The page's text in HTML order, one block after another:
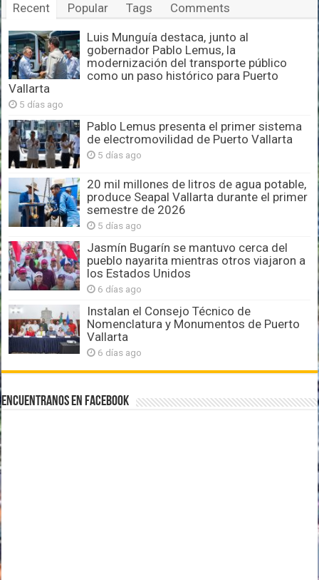
Recent Popular Tags Comments
Luis Munguía destaca, junto al
gobernador Pablo Lemus, la
modernización del transporte público
como un paso histórico para Puerto
Vallarta
5 días ago
Pablo Lemus presenta el primer sistema
de electromovilidad de Puerto Vallarta
5 días ago
20 mil millones de litros de agua potable,
produce Seapal Vallarta durante el primer
semestre de 2026
5 días ago
Jasmín Bugarín se mantuvo cerca del
pueblo nayarita mientras otros viajaron a
los Estados Unidos
6 días ago
Instalan el Consejo Técnico de
Nomenclatura y Monumentos de Puerto
Vallarta
6 días ago
Encuentranos en Facebook